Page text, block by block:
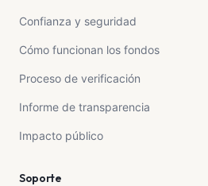
Confianza y seguridad
Cómo funcionan los fondos
Proceso de verificación
Informe de transparencia
Impacto público
Soporte